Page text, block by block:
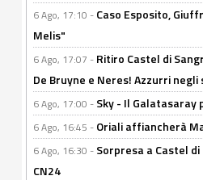
6 Ago, 17:10 - Caso Esposito,
Melis"
6 Ago, 17:07 - Ritiro Castel di
De Bruyne e Neres! Azzurri
6 Ago, 17:00 - Sky - Il
6 Ago, 16:45 - Oriali affiancherà
6 Ago, 16:30 - Sorpresa a Castel di
CN24